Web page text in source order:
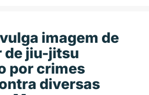
imagem de
de jiu-jitsu
por crimes
diversas